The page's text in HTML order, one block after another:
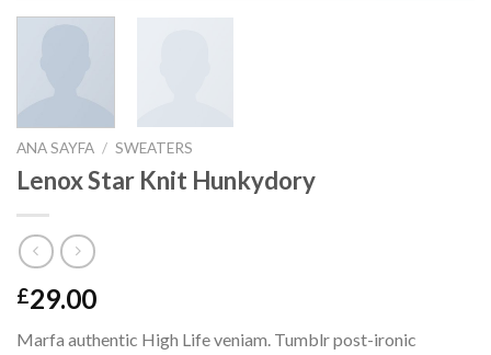
ANA SAYFA / SWEATERS
Lenox Star Knit Hunkydory
£29.00
Marfa authentic High Life veniam. Tumblr post-ironic